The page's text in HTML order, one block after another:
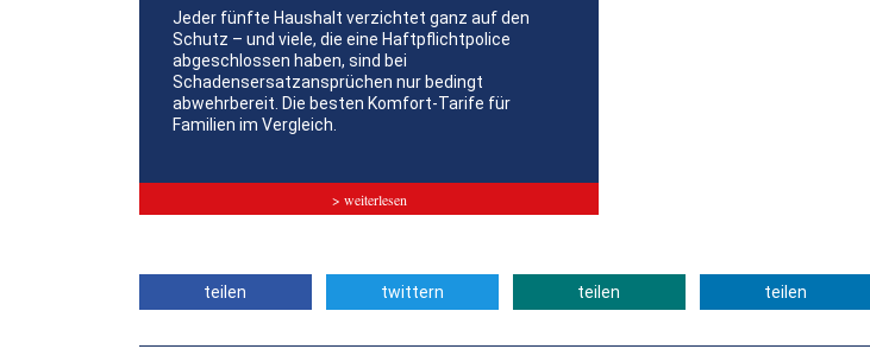
Jeder fünfte Haushalt verzichtet ganz auf den
Schutz – und viele, die eine Haftpflichtpolice
abgeschlossen haben, sind bei
Schadensersatzansprüchen nur bedingt
abwehrbereit. Die besten Komfort-Tarife für
Familien im Vergleich.
> weiterlesen
teilen twittern teilen teilen